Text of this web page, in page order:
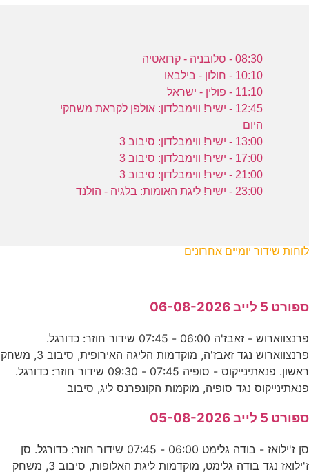
08:30 - סלובניה - קרואטיה
10:10 - חולון - בילבאו
11:10 - פולין - ישראל
12:45 - ישיר! ווימבלדון: אולפן לקראת משחקי
היום
13:00 - ישיר! ווימבלדון: סיבוב 3
17:00 - ישיר! ווימבלדון: סיבוב 3
21:00 - ישיר! ווימבלדון: סיבוב 3
23:00 - ישיר! ליגת האומות: בלגיה - הולנד
לוחות שידור יומיים אחרונים
ספורט 5 לייב 06-08-2026
פרנצווארוש - זאבז'ה 06:00 - 07:45 שידור חוזר: כדורגל.
פרנצווארוש נגד זאבז'ה, מוקדמות הליגה האירופית, סיבוב 3, משחק
ראשון. פנאתינייקוס - סופיה 07:45 - 09:30 שידור חוזר: כדורגל.
פנאתינייקוס נגד סופיה, מוקמות הקונפרנס ליג, סיבוב
ספורט 5 לייב 05-08-2026
סן ז'ילואז - בודה גלימט 06:00 - 07:45 שידור חוזר: כדורגל. סן
ז'ילואז נגד בודה גלימט, מוקדמות ליגת האלופות, סיבוב 3, משחק